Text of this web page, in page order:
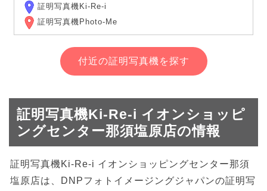
証明写真機Ki-Re-i
証明写真機Photo-Me
付近の証明写真機を探す
証明写真機Ki-Re-i イオンショッピ
ングセンター那須塩原店の情報
証明写真機Ki-Re-i イオンショッピングセンター那須
塩原店は、DNPフォトイメージングジャパンの証明写